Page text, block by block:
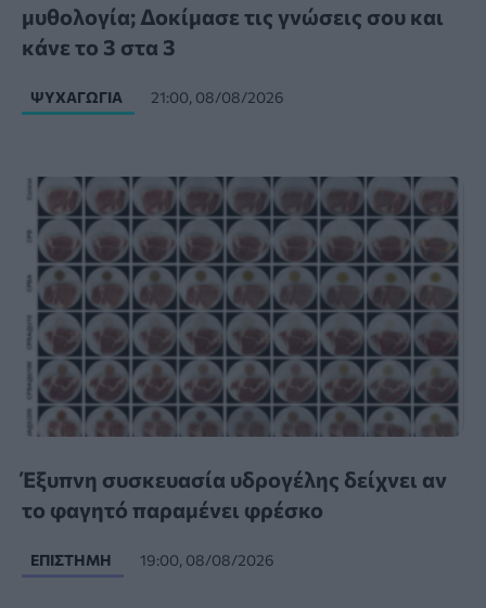
μυθολογία; Δοκίμασε τις γνώσεις σου και
κάνε το 3 στα 3
ΨΥΧΑΓΩΓΊΑ 21:00, 08/08/2026
Έξυπνη συσκευασία υδρογέλης δείχνει αν
το φαγητό παραμένει φρέσκο
ΕΠΙΣΤΉΜΗ 19:00, 08/08/2026